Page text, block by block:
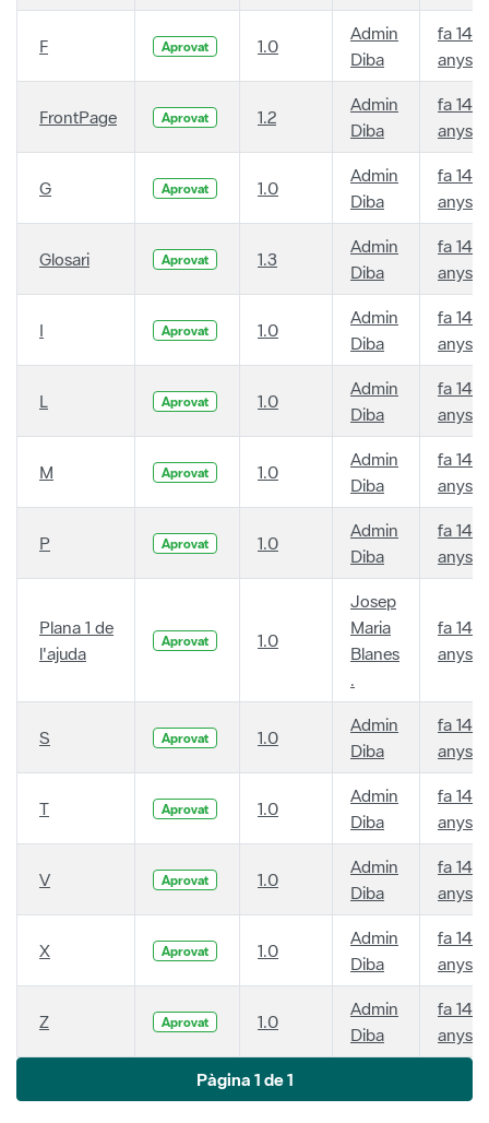
F Aprovat 1.0
Admin
Diba
fa 14
anys
FrontPage Aprovat 1.2
Admin
Diba
fa 14
anys
G Aprovat 1.0
Admin
Diba
fa 14
anys
Glosari Aprovat 1.3
Admin
Diba
fa 14
anys
I Aprovat 1.0
Admin
Diba
fa 14
anys
L Aprovat 1.0
Admin
Diba
fa 14
anys
M Aprovat 1.0
Admin
Diba
fa 14
anys
P Aprovat 1.0
Admin
Diba
fa 14
anys
Plana 1 de
l'ajuda
Aprovat 1.0
Josep
Maria
Blanes
.
fa 14
anys
S Aprovat 1.0
Admin
Diba
fa 14
anys
T Aprovat 1.0
Admin
Diba
fa 14
anys
V Aprovat 1.0
Admin
Diba
fa 14
anys
X Aprovat 1.0
Admin
Diba
fa 14
anys
Z Aprovat 1.0
Admin
Diba
fa 14
anys
Pàgina 1 de 1